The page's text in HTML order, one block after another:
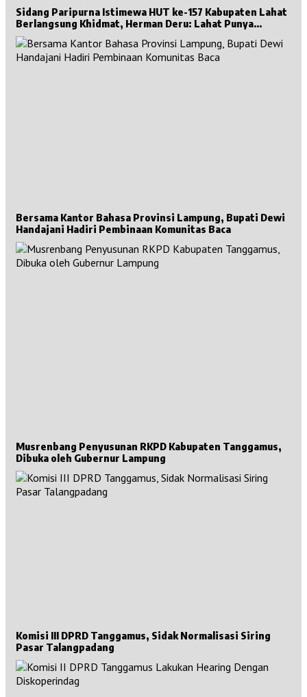
Sidang Paripurna Istimewa HUT ke-157 Kabupaten Lahat
Berlangsung Khidmat, Herman Deru: Lahat Punya
Sejarah Besar untuk Sumsel
Bersama Kantor Bahasa Provinsi Lampung, Bupati Dewi
Handajani Hadiri Pembinaan Komunitas Baca
Musrenbang Penyusunan RKPD Kabupaten Tanggamus,
Dibuka oleh Gubernur Lampung
Komisi III DPRD Tanggamus, Sidak Normalisasi Siring
Pasar Talangpadang